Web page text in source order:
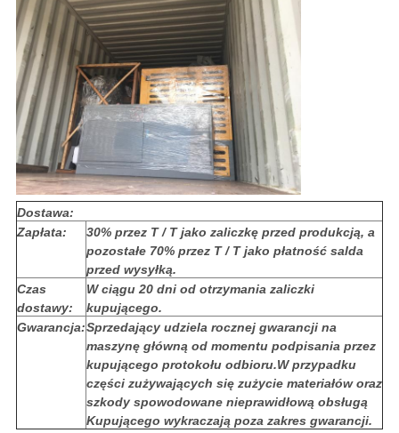
Dostawa:
Zapłata:
30% przez T / T jako zaliczkę przed produkcją, a
pozostałe 70% przez T / T jako płatność salda
przed wysyłką.
Czas
dostawy:
W ciągu 20 dni od otrzymania zaliczki
kupującego.
Gwarancja:Sprzedający udziela rocznej gwarancji na
maszynę główną od momentu podpisania przez
kupującego protokołu odbioru.W przypadku
części zużywających się zużycie materiałów oraz
szkody spowodowane nieprawidłową obsługą
Kupującego wykraczają poza zakres gwarancji.